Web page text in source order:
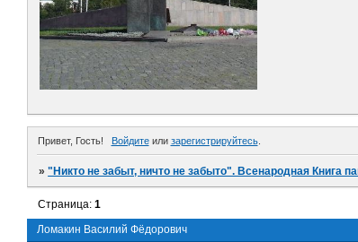
Привет, Гость! Войдитеили зарегистрируйтесь.
»"Никто не забыт, ничто не забыто". Всенародная Книга
Ломакин Василий Фёдорович
Страница:1